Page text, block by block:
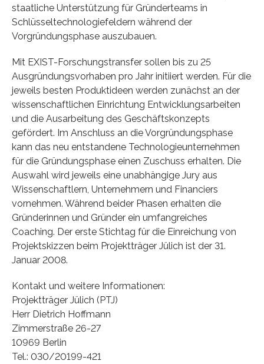
staatliche Unterstützung für Gründerteams in
Schlüsseltechnologiefeldern während der
Vorgründungsphase auszubauen.
Mit EXIST-Forschungstransfer sollen bis zu 25
Ausgründungsvorhaben pro Jahr initiiert werden. Für die
jeweils besten Produktideen werden zunächst an der
wissenschaftlichen Einrichtung Entwicklungsarbeiten
und die Ausarbeitung des Geschäftskonzepts
gefördert. Im Anschluss an die Vorgründungsphase
kann das neu entstandene Technologieunternehmen
für die Gründungsphase einen Zuschuss erhalten. Die
Auswahl wird jeweils eine unabhängige Jury aus
Wissenschaftlern, Unternehmern und Financiers
vornehmen. Während beider Phasen erhalten die
Gründerinnen und Gründer ein umfangreiches
Coaching. Der erste Stichtag für die Einreichung von
Projektskizzen beim Projektträger Jülich ist der 31.
Januar 2008.
Kontakt und weitere Informationen:
Projektträger Jülich (PTJ)
Herr Dietrich Hoffmann
Zimmerstraße 26-27
10969 Berlin
Tel.: 030/20199-421